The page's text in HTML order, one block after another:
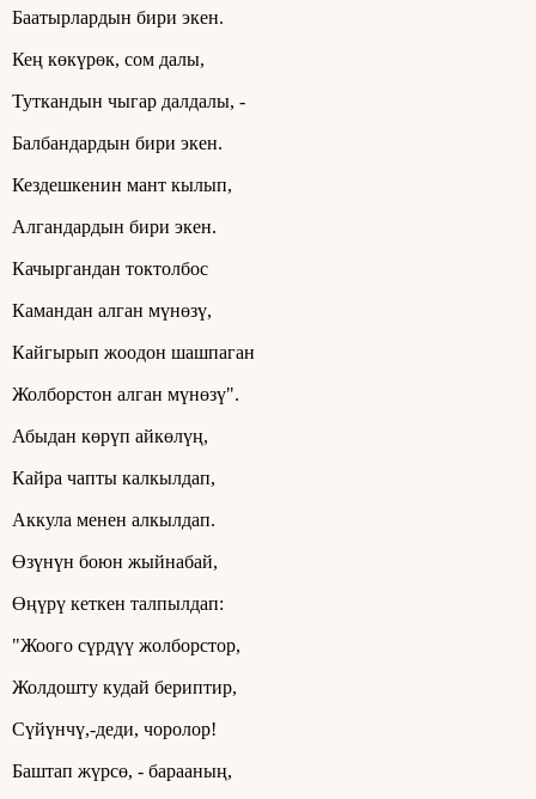
Баатырлардын бири экен.
Кең көкүрөк, сом далы,
Туткандын чыгар далдалы, -
Балбандардын бири экен.
Кездешкенин мант кылып,
Алгандардын бири экен.
Качыргандан токтолбос
Камандан алган мүнөзү,
Кайгырып жоодон шашпаган
Жолборстон алган мүнөзү".
Абыдан көрүп айкөлүң,
Кайра чапты калкылдап,
Аккула менен алкылдап.
Өзүнүн боюн жыйнабай,
Өңүрү кеткен талпылдап:
"Жоого сүрдүү жолборстор,
Жолдошту кудай бериптир,
Сүйүнчү,-деди, чоролор!
Баштап жүрсө, - барааның,